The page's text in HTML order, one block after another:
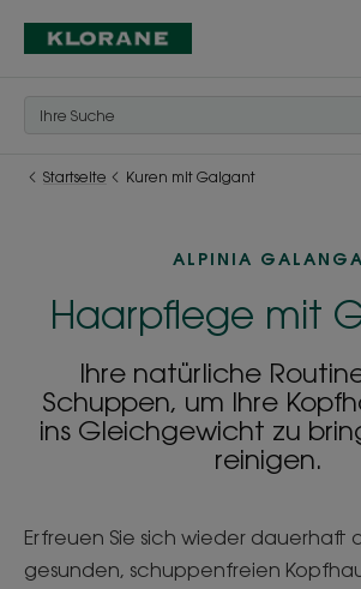
Startseite Kuren mit Galgant
ALPINIA GALANGA
Haarpflege mit
Ihre natürliche
Schuppen, um Ihre
ins Gleichgewicht zu
reinigen.
Erfreuen Sie sich wieder dauerhaft
gesunden, schuppenfreien